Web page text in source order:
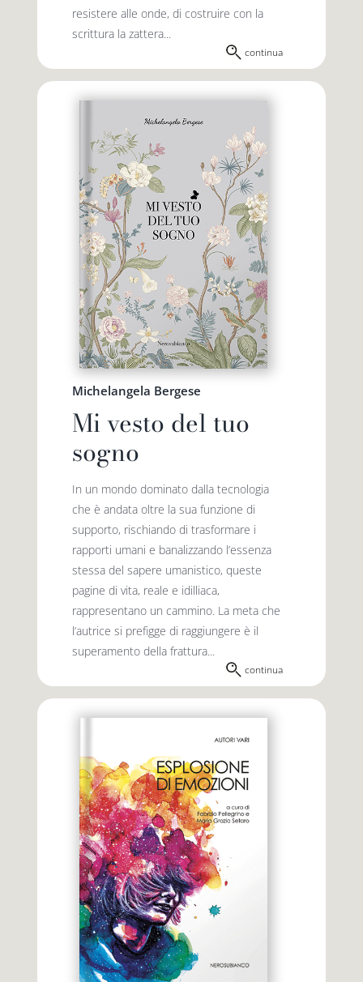
resistere alle onde, di costruire con la
scrittura la zattera...
continua
Michelangela Bergese
Mi vesto del tuo
sogno
In un mondo dominato dalla tecnologia
che è andata oltre la sua funzione di
supporto, rischiando di trasformare i
rapporti umani e banalizzando l’essenza
stessa del sapere umanistico, queste
pagine di vita, reale e idilliaca,
rappresentano un cammino. La meta che
l’autrice si prefigge di raggiungere è il
superamento della frattura...
continua